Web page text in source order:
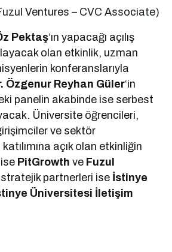
Ventures – CVC Associate)
Pektaş‘ın yapacağı açılış
olan etkinlik, uzman
konferanslarıyla
Özgenur Reyhan Güler‘in
panelin akabinde ise serbest
Üniversite öğrencileri,
ve sektör
açık olan etkinliğin
ise PitGrowth ve Fuzul
partnerleri ise İstinye
Üniversitesi İletişim